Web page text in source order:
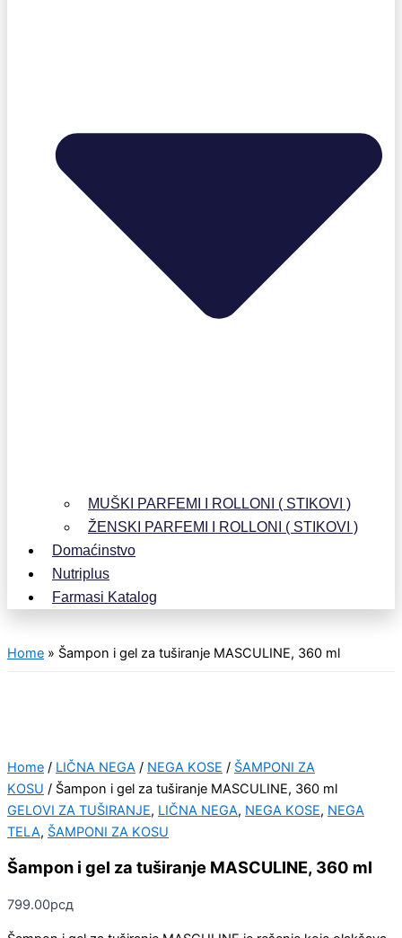
MUŠKI PARFEMI I ROLLONI ( STIKOVI )
ŽENSKI PARFEMI I ROLLONI ( STIKOVI )
Domaćinstvo
Nutriplus
Farmasi Katalog
Home » Šampon i gel za tuširanje MASCULINE, 360 ml
Home / LIČNA NEGA / NEGA KOSE / ŠAMPONI ZA
KOSU / Šampon i gel za tuširanje MASCULINE, 360 ml
GELOVI ZA TUŠIRANJE, LIČNA NEGA, NEGA KOSE, NEGA
TELA, ŠAMPONI ZA KOSU
Šampon i gel za tuširanje MASCULINE, 360 ml
799.00рсд